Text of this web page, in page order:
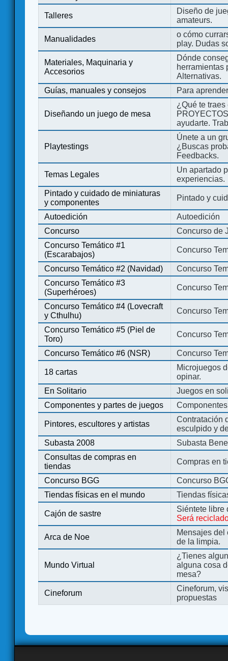
Talleres
Diseño de
amateurs.
Manualidades
o cómo
play. Dudas
Materiales, Maquinaria y
Accesorios
Dónde
herramientas
Alternativas.
Guías, manuales y consejos
Para
Diseñando un juego de mesa
¿Qué te
ayudarte.
Playtestings
Únete a un
¿Buscas
Feedbacks.
Temas Legales
Un apartado
experiencias.
Pintado y cuidado de miniaturas
y componentes
Pintado y
Autoedición
Autoedición
Concurso
Concurso de
Concurso Temático #1
(Escarabajos)
Concurso
Concurso Temático #2 (Navidad)
Concurso
Concurso Temático #3
(Superhéroes)
Concurso
Concurso Temático #4 (Lovecraft
y Cthulhu)
Concurso
Concurso Temático #5 (Piel de
Toro)
Concurso
Concurso Temático #6 (NSR) Concurso
18 cartas
Microjuegos
opinar.
En Solitario
Juegos en
Componentes y partes de juegos
Pintores, escultores y artistas
Contratación
esculpido y
Subasta 2008
Subasta
Consultas de compras en
tiendas
Compras en
Concurso BGG
Concurso
Tiendas físicas en el mundo
Tiendas
Cajón de sastre
Siéntete libre
Será
Arca de Noe
Mensajes del
de la limpia.
Mundo Virtual
¿Tienes
alguna cosa
mesa?
Cineforum
Cineforum,
propuestas